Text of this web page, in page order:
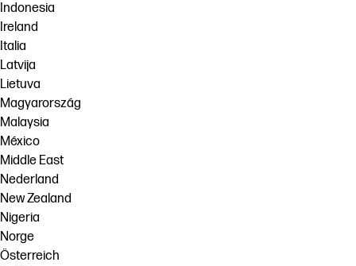
Indonesia
Ireland
Italia
Latvija
Lietuva
Magyarország
Malaysia
México
Middle East
Nederland
New Zealand
Nigeria
Norge
Österreich